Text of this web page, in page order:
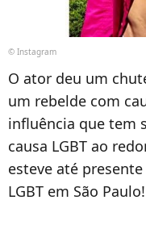
© Instagram
O ator deu um
um rebelde com
influência que tem
causa LGBT ao
esteve até
LGBT em São Paulo!